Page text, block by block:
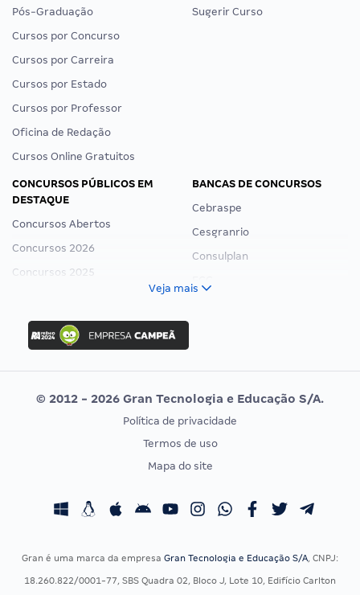
Pós-Graduação
Cursos por Concurso
Cursos por Carreira
Cursos por Estado
Cursos por Professor
Oficina de Redação
Cursos Online Gratuitos
Sugerir Curso
CONCURSOS PÚBLICOS EM
DESTAQUE
Concursos Abertos
Concursos 2026
Concursos 2025
Concurso Ibama
Concurso MPU
Editais publicados
BANCAS DE CONCURSOS
Cebraspe
Cesgranrio
Consulplan
Vunesp
CONCURSOS POR PROFISSÃO
Concursos Fiscais
EXAME DE ORDEM
Calendário OAB
Veja mais
© 2012 - 2026 Gran Tecnologia e Educação S/A.
Política de privacidade
Termos de uso
Mapa do site
Gran é uma marca da empresa Gran Tecnologia e Educação S/A, CNPJ:
18.260.822/0001-77, SBS Quadra 02, Bloco J, Lote 10, Edifício Carlton